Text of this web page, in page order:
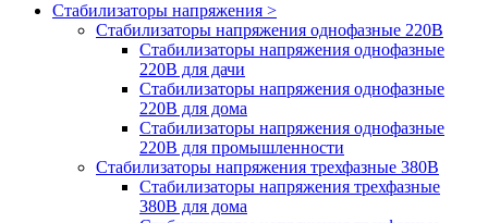
Стабилизаторы напряжения >
Cтабилизаторы напряжения однофазные 220В
Стабилизаторы напряжения однофазные
220В для дачи
Стабилизаторы напряжения однофазные
220В для дома
Стабилизаторы напряжения однофазные
220В для промышленности
Стабилизаторы напряжения трехфазные 380В
Cтабилизаторы напряжения трехфазные
380В для дома